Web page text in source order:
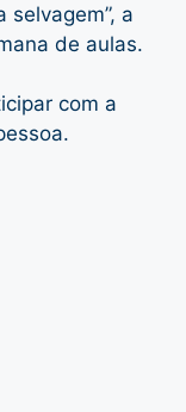
selvagem”, a
de aulas.
com a